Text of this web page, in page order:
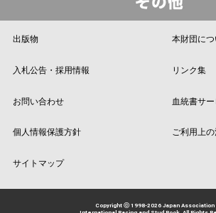
出版物 本財団につ
入札公告・採用情報 リンク集
お問い合わせ 血統書サー
個人情報保護方針 ご利用上
サイトマップ
Copyright ⓒ 1998-2026 Japan Association